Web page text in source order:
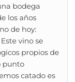
bodega
los años
de hoy:
vino se
propios de
punto
catado es